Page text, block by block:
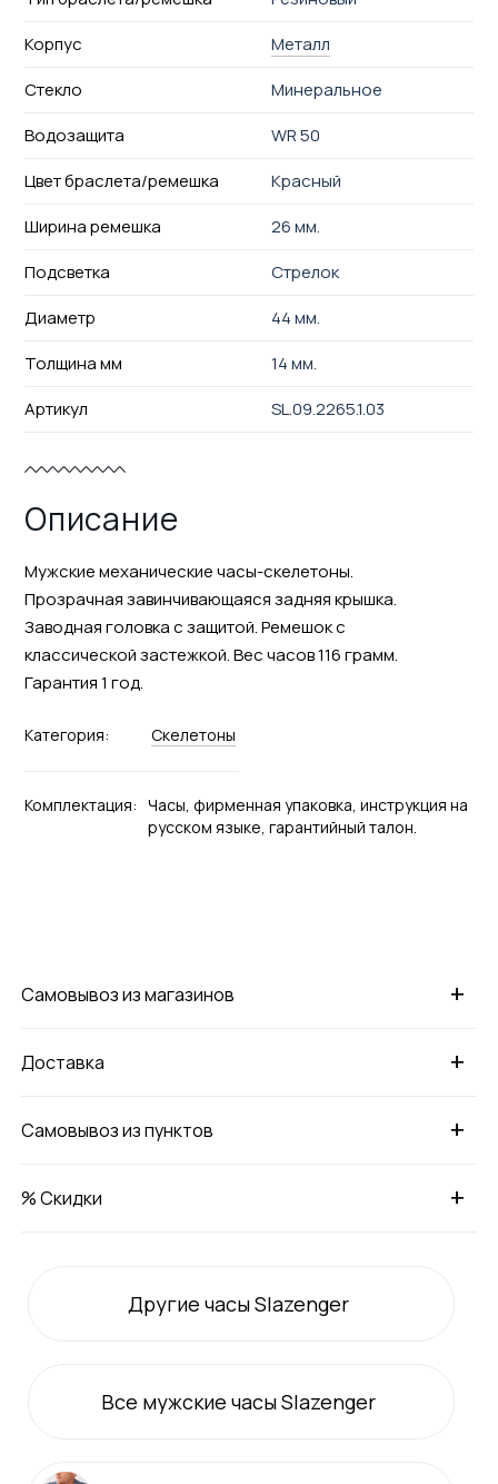
Корпус
Металл
Стекло
Минеральное
Водозащита
WR 50
Цвет браслета/ремешка
Красный
Ширина ремешка
26 мм.
Подсветка
Стрелок
Диаметр
44 мм.
Толщина мм
14 мм.
Артикул
SL.09.2265.1.03
Описание
Мужские механические часы-скелетоны.
Прозрачная завинчивающаяся задняя крышка.
Заводная головка с защитой. Ремешок с
классической застежкой. Вес часов 116 грамм.
Гарантия 1 год.
Категория: Скелетоны
Комплектация: Часы, фирменная упаковка, инструкция на
русском языке, гарантийный талон.
+
Самовывоз из магазинов
+
Доставка
+
Самовывоз из пунктов
+
% Скидки
Другие часы Slazenger
Все мужские часы Slazenger